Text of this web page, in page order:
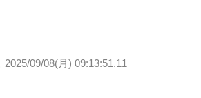
2025/09/08(月) 09:13:51.11